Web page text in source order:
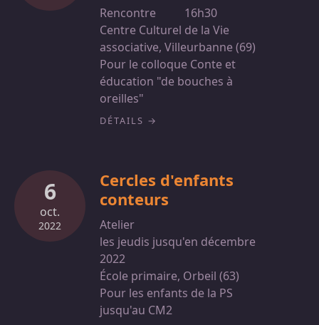
Rencontre
16h30
Centre Culturel de la Vie
associative, Villeurbanne (69)
Pour le colloque Conte et
éducation "de bouches à
oreilles"
DÉTAILS
6
oct.
2022
Cercles d'enfants
conteurs
Atelier
les jeudis jusqu'en décembre
2022
École primaire, Orbeil (63)
Pour les enfants de la PS
jusqu'au CM2